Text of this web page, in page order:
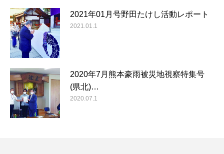
2021年01月号野田たけし活動レポート
2021.01.1
2020年7月熊本豪雨被災地視察特集号
(県北)…
2020.07.1